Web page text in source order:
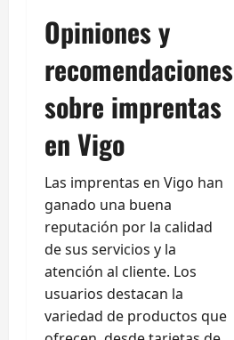
Opiniones y
recomendaciones
sobre imprentas
en Vigo
Las imprentas en Vigo han
ganado una buena
reputación por la calidad
de sus servicios y la
atención al cliente. Los
usuarios destacan la
variedad de productos que